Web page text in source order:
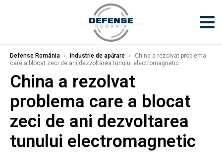
Defense România › Industrie de apărare ›
China a rezolvat problema
care a blocat zeci de ani dezvoltarea tunului electromagnetic
China a rezolvat
problema care a blocat
zeci de ani dezvoltarea
tunului electromagnetic